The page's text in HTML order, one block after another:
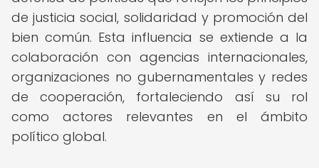
de justicia social, solidaridad y promoción del
bien común. Esta influencia se extiende a la
colaboración con agencias internacionales,
organizaciones no gubernamentales y redes
de cooperación, fortaleciendo así su rol
como actores relevantes en el ámbito
político global.